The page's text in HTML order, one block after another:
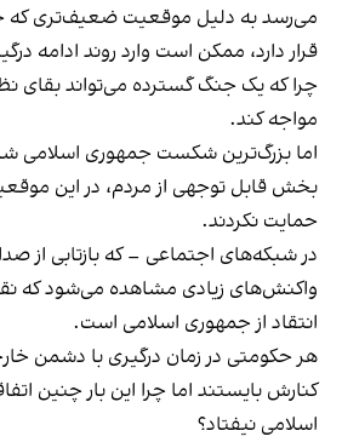
می‌رسد به دلیل موقعیت ضعیف‌تری که
قرار دارد، ممکن است وارد روند ادامه
چرا که یک جنگ گسترده می‌تواند بقای
مواجه کند.
اما بزرگ‌ترین شکست جمهوری اسلامی
بخش قابل توجهی از مردم، در این
حمایت نکردند.
در شبکه‌های اجتماعی – که بازتابی از
واکنش‌های زیادی مشاهده می‌شود که
انتقاد از جمهوری اسلامی است.
هر حکومتی در زمان درگیری با دشمن
کنارش بایستند اما چرا این بار چنین
اسلامی نیفتاد؟